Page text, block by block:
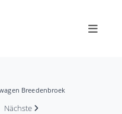
Breedenbroek
Nächste